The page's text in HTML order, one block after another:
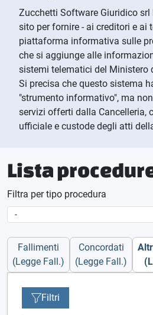
Zucchetti Software Giuridico
sito per fornire - ai creditori e ai
piattaforma informativa sulle
che si aggiunge alle
sistemi telematici del Ministero
Si precisa che questo sistema
"strumento informativo", ma
servizi offerti dalla Cancelleria,
ufficiale e custode degli atti
Lista
Filtra per tipo procedura
Fallimenti
(Legge Fall.)
Concordati
(Legge Fall.)
Filtri